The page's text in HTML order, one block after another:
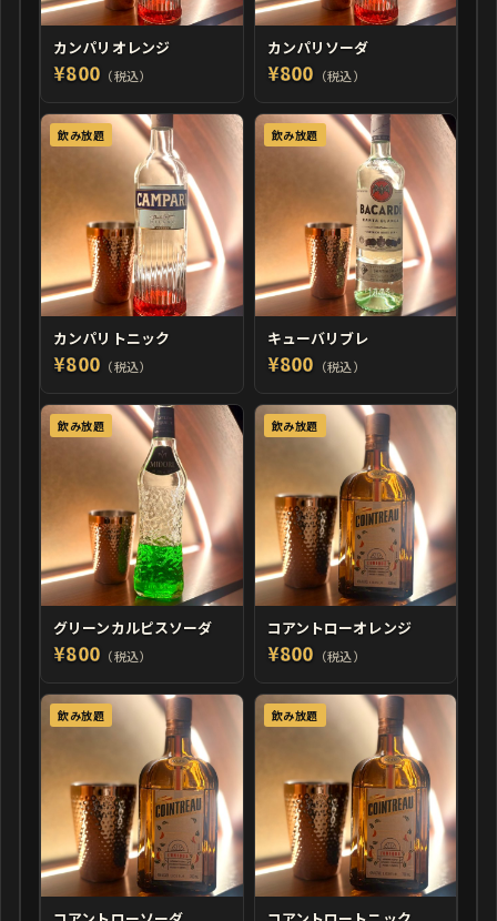
カンパリオレンジ
¥800 （税込）
カンパリソーダ
¥800 （税込）
飲み放題
カンパリトニック
¥800 （税込）
飲み放題
キューバリブレ
¥800 （税込）
飲み放題
グリーンカルピスソーダ
¥800 （税込）
飲み放題
コアントローオレンジ
¥800 （税込）
飲み放題 飲み放題